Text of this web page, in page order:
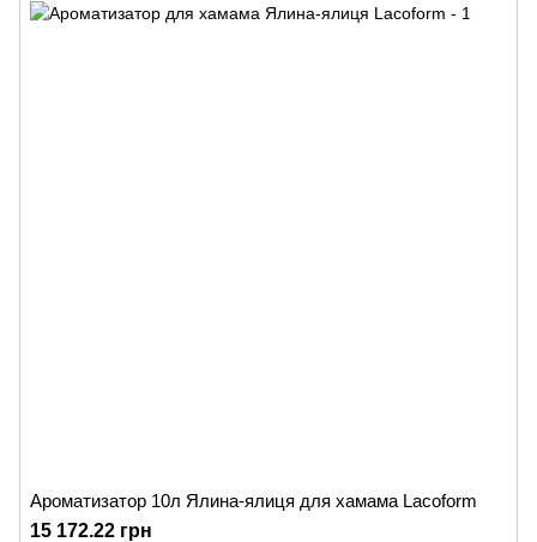
Ароматизатор 10л Ялина-ялиця для хамама Lacoform
15 172.22 грн